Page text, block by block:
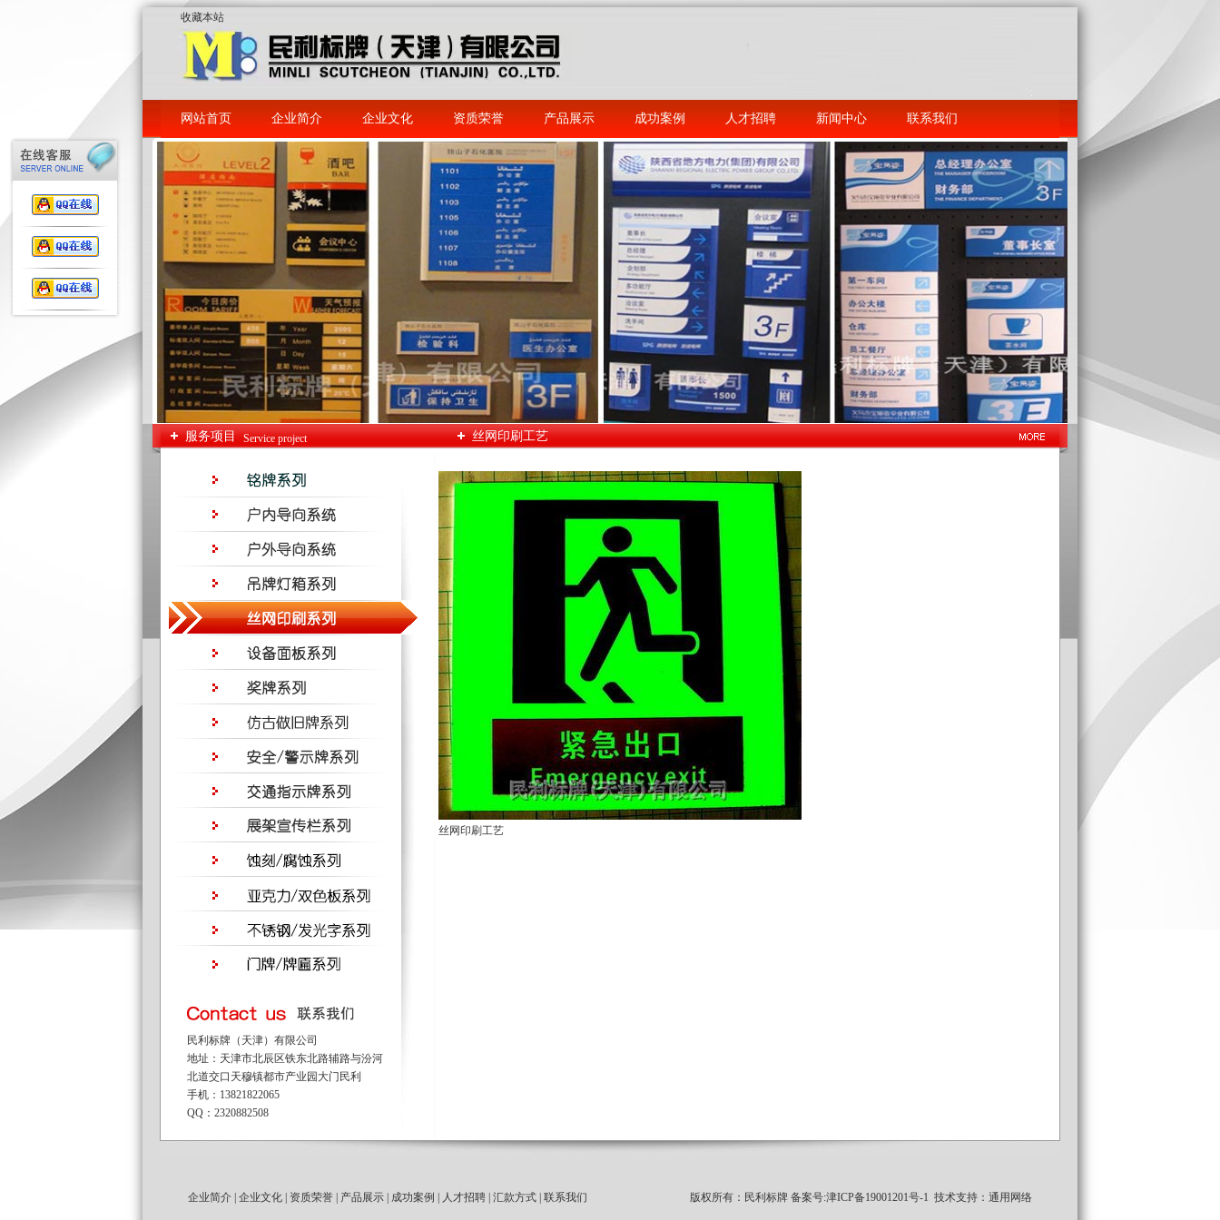
收藏本站
网站首页 企业简介 企业文化 资质荣誉 产品展示 成功案例 人才招聘 新闻中心 联系我们
服务项目 Service project 丝网印刷工艺
民利标牌（天津）有限公司
地址：天津市北辰区铁东北路辅路与汾河
北道交口天穆镇都市产业园大门民利
手机：13821822065
QQ：2320882508
丝网印刷工艺
企业简介 企业文化 资质荣誉 产品展示 成功案例 人才招聘 汇款方式 联系我们 版权所有：民利标牌 备案号:津ICP备19001201号-1 技术支持： 通用网络